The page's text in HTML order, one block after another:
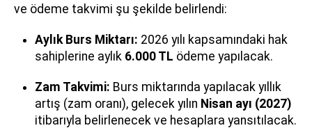
ve ödeme takvimi şu şekilde belirlendi:
Aylık Burs Miktarı: 2026 yılı kapsamındaki hak
sahiplerine aylık 6.000 TL ödeme yapılacak.
Zam Takvimi: Burs miktarında yapılacak yıllık
artış (zam oranı), gelecek yılın Nisan ayı (2027)
itibarıyla belirlenecek ve hesaplara yansıtılacak.